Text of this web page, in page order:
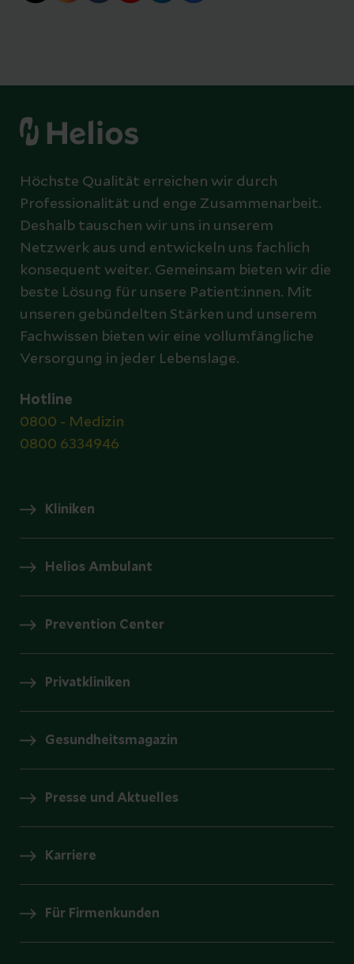
Höchste Qualität erreichen wir durch
Professionalität und enge Zusammenarbeit.
Deshalb tauschen wir uns in unserem
Netzwerk aus und entwickeln uns fachlich
konsequent weiter. Gemeinsam bieten wir die
beste Lösung für unsere Patient:innen. Mit
unseren gebündelten Stärken und unserem
Fachwissen bieten wir eine vollumfängliche
Versorgung in jeder Lebenslage.
Hotline
0800 - Medizin
0800 6334946
Kliniken
Helios Ambulant
Prevention Center
Privatkliniken
Gesundheitsmagazin
Presse und Aktuelles
Karriere
Für Firmenkunden